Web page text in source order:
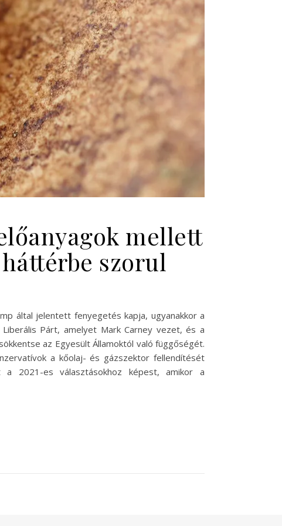
mellett
szorul
által jelentett fenyegetés kapja, ugyanakkor a
Párt, amelyet Mark Carney vezet, és a
az Egyesült Államoktól való függőségét.
a kőolaj- és gázszektor fellendítését
2021-es választásokhoz képest, amikor a